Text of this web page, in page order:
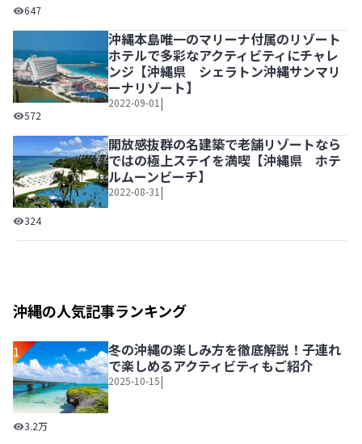
まるで一つの“街”のよう、なんでも揃う広大なリゾート
647
沖縄本島唯一のマリーナ付属のリゾートホテルで多彩な
572
沖縄本島唯一のマリーナ付属のリゾート
ホテルで多彩なアクティビティにチャレ
ンジ【沖縄県 シェラトン沖縄サンマリ
ーナリゾート】
2022-09-01 |
開放感抜群の名建築で老舗リゾートならではの極上ステ
324
開放感抜群の名建築で老舗リゾートなら
ではの極上ステイを満喫【沖縄県 ホテ
ルムーンビーチ】
2022-08-31 |
沖縄の人気記事ランキング
1
冬の沖縄の楽しみ方を徹底解説！子連れで楽しめるアクテ
3.2万
冬の沖縄の楽しみ方を徹底解説！子連れ
で楽しめるアクティビティもご紹介
2025-10-15|